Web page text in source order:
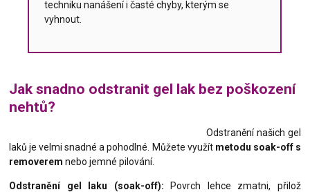
techniku nanášení i časté chyby, kterým se
vyhnout.
Jak snadno odstranit gel lak bez poškození
nehtů?
Odstranění našich gel
laků je velmi snadné a pohodlné. Můžete využít metodu soak-off s
removerem nebo jemné pilování.
Odstranění gel laku (soak-off): Povrch lehce zmatni, přilož